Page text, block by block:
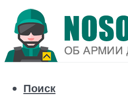
Поиск